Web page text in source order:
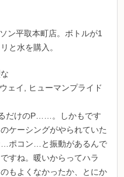
ン平取本町店。ボトルが1
と水を購入。
ェイ, ヒューマンプライド
だけのP……。しかもです
ケーシングがやられていた
…ポコン…と振動があるんで
すね。暖いからってハラ
もよくなかったか、とにか